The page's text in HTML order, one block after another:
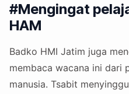
#Mengingat
HAM
Badko HMI Jatim juga
membaca wacana ini dari
manusia. Tsabit